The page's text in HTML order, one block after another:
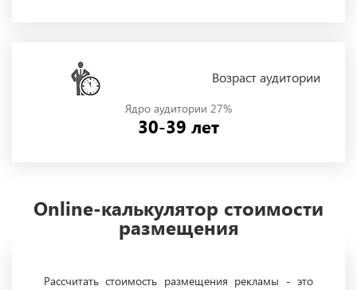
Возраст аудитории
Ядро аудитории 27%
30-39 лет
Online-калькулятор стоимости
размещения
Рассчитать стоимость размещения рекламы - это